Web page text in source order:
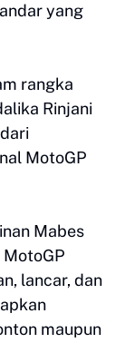
yang
rangka
Rinjani
MotoGP
Mabes
lancar, dan
maupun